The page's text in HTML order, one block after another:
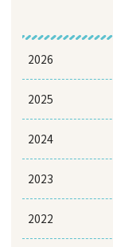
2026
2025
2024
2023
2022